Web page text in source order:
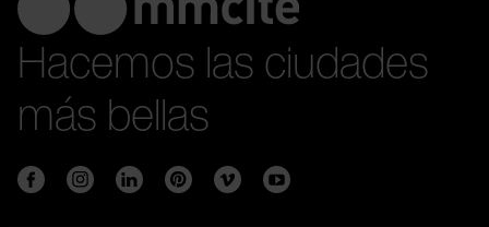
Hacemos las ciudades
más bellas